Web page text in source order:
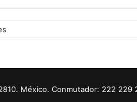
México. Conmutador: 222 229